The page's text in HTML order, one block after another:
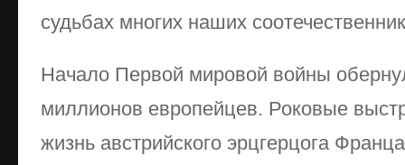
судьбах многих наших
Начало Первой мировой войны
миллионов европейцев. Роковые
жизнь австрийского эрцгерцога